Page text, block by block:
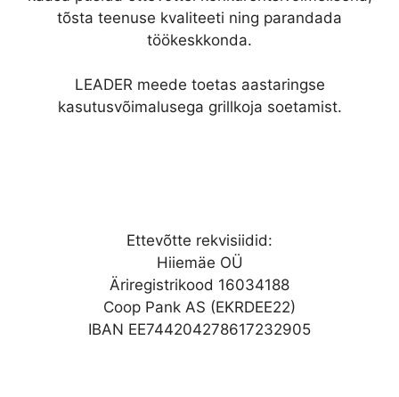
tõsta teenuse kvaliteeti ning parandada
töökeskkonda.
LEADER meede toetas aastaringse
kasutusvõimalusega grillkoja soetamist.
Ettevõtte rekvisiidid:
Hiiemäe OÜ
Äriregistrikood 16034188
Coop Pank AS (EKRDEE22)
IBAN EE744204278617232905